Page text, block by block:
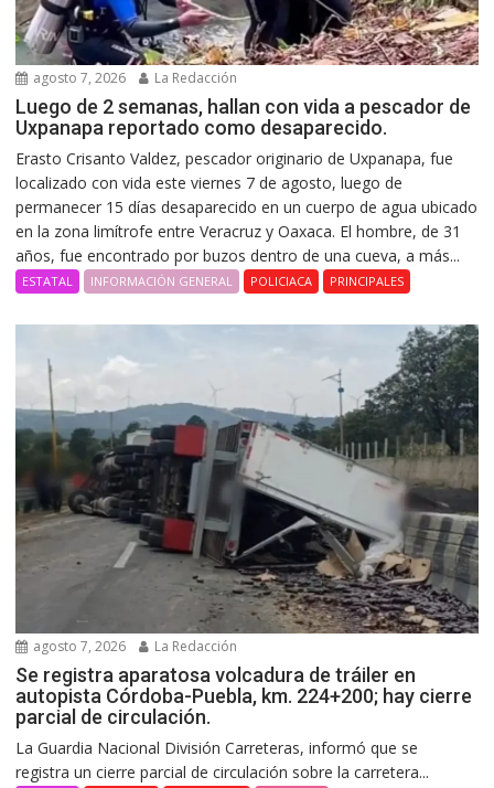
agosto 7, 2026 La Redacción
Luego de 2 semanas, hallan con vida a pescador de
Uxpanapa reportado como desaparecido.
Erasto Crisanto Valdez, pescador originario de Uxpanapa, fue
localizado con vida este viernes 7 de agosto, luego de
permanecer 15 días desaparecido en un cuerpo de agua ubicado
en la zona limítrofe entre Veracruz y Oaxaca. El hombre, de 31
años, fue encontrado por buzos dentro de una cueva, a más...
ESTATAL INFORMACIÓN GENERAL POLICIACA PRINCIPALES
agosto 7, 2026 La Redacción
Se registra aparatosa volcadura de tráiler en
autopista Córdoba-Puebla, km. 224+200; hay cierre
parcial de circulación.
La Guardia Nacional División Carreteras, informó que se
registra un cierre parcial de circulación sobre la carretera...